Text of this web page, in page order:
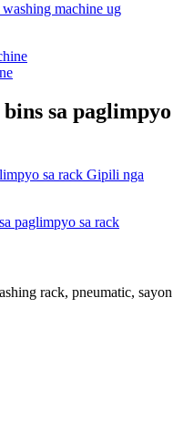
washing machine ug
sa paglimpyo
rack, pneumatic, sayon